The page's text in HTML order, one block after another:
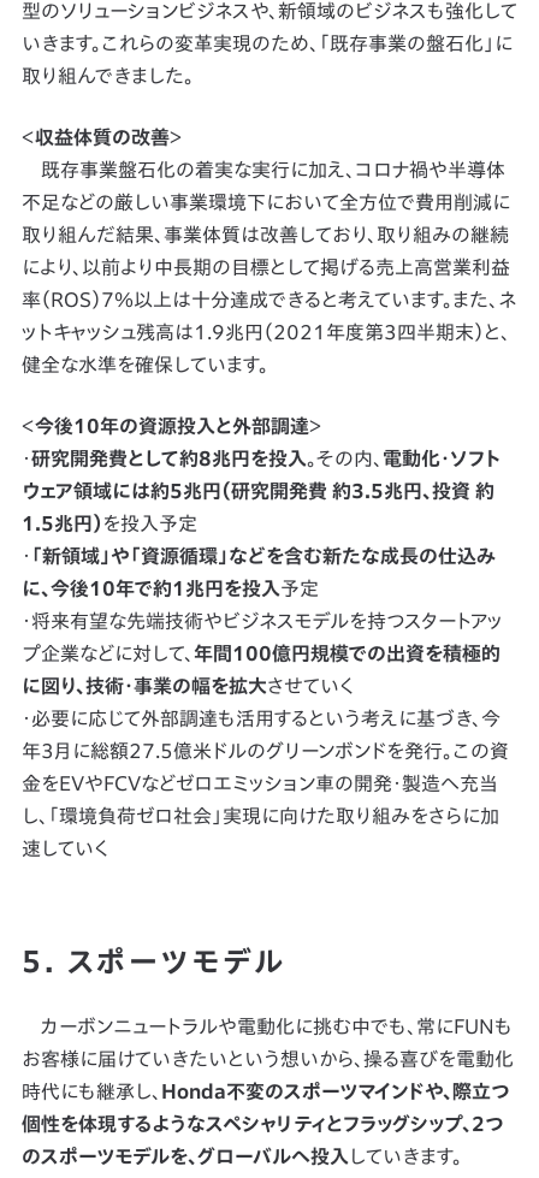
型のソリューションビジネスや、新領域のビジネスも強化して
いきます。これらの変革実現のため、「既存事業の盤石化」に
取り組んできました。
＜収益体質の改善＞
既存事業盤石化の着実な実行に加え、コロナ禍や半導体
不足などの厳しい事業環境下において全方位で費用削減に
取り組んだ結果、事業体質は改善しており、取り組みの継続
により、以前より中長期の目標として掲げる売上高営業利益
率（ROS）7％以上は十分達成できると考えています。また、ネ
ットキャッシュ残高は1.9兆円（2021年度第3四半期末）と、
健全な水準を確保しています。
＜今後10年の資源投入と外部調達＞
・研究開発費として約8兆円を投入。その内、 電動化・ソフト
ウェア領域には約5兆円（研究開発費 約3.5兆円、投資 約
1.5兆円） を投入予定
・ 「新領域」や「資源循環」などを含む新たな成長の仕込み
に、今後10年で約1兆円を投入予定
・将来有望な先端技術やビジネスモデルを持つスタートアッ
プ企業などに対して、 年間100億円規模での出資を積極的
に図り、技術・事業の幅を拡大させていく
・必要に応じて外部調達も活用するという考えに基づき、今
年3月に総額27.5億米ドルのグリーンボンドを発行。この資
金をEVやFCVなどゼロエミッション車の開発・製造へ充当
し、「環境負荷ゼロ社会」実現に向けた取り組みをさらに加
速していく
5. スポーツモデル
カーボンニュートラルや電動化に挑む中でも、常にFUNも
お客様に届けていきたいという想いから、操る喜びを電動化
時代にも継承し、 Honda不変のスポーツマインドや、際立つ
個性を体現するようなスペシャリティとフラッグシップ、2つ
のスポーツモデルを、グローバルへ投入 していきます。